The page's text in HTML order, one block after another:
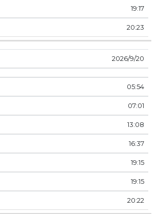
19:17
20:23
20‏‏/9‏‏/2026
05:54
07:01
13:08
16:37
19:15
19:15
20:22